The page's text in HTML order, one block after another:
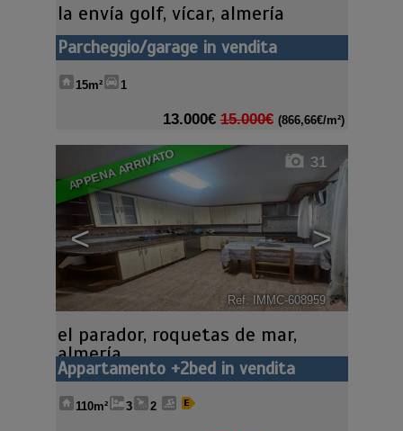
la envía golf, vícar, almería
Parcheggio/garage in vendita
15m² 1
13.000€ 15.000€ (866,66€/m²)
APPENA ARRIVATO
< >
31
Ref. IMMC-608959 🔗
el parador, roquetas de mar,
almería
Appartamento +2bed in vendita
110m² 3 2